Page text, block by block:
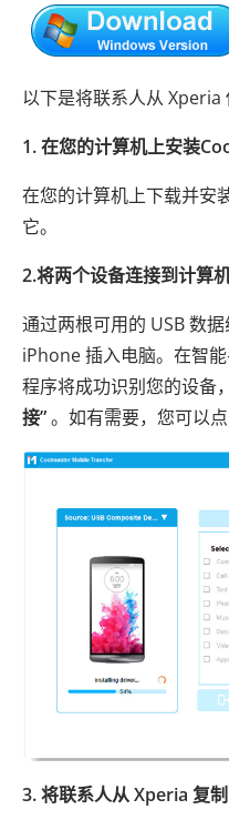
以下是将联系人从 Xperia
1. 在您的计算机上安装
在您的计算机上下载并安
它。
2.将两个设备连接到计算机
通过两根可用的 USB 数
iPhone 插入电脑。在智
程序将成功识别您的设备
接”。如有需要，您可以
3. 将联系人从 Xperia 复制